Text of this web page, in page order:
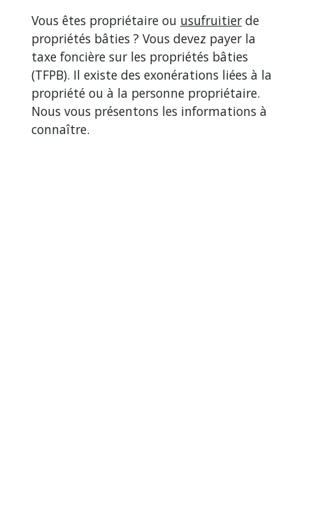
Vous êtes propriétaire ou usufruitier de
propriétés bâties ? Vous devez payer la
taxe foncière sur les propriétés bâties
(TFPB). Il existe des exonérations liées à la
propriété ou à la personne propriétaire.
Nous vous présentons les informations à
connaître.